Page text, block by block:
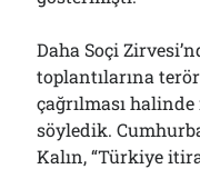
Daha Soçi
toplantılarına
çağrılması halinde
söyledik.
Kalın, “Türkiye